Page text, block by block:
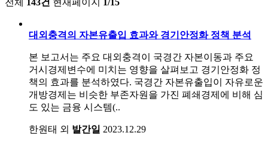
전체 143건 현재페이지 1/15
대외충격의 자본유출입 효과와 경기안정화 정책 분석
본 보고서는 주요 대외충격이 국경간 자본이동과 주요
거시경제변수에 미치는 영향을 살펴보고 경기안정화 정
책의 효과를 분석하였다. 국경간 자본유출입이 자유로운
개방경제는 비슷한 부존자원을 가진 폐쇄경제에 비해 심
도 있는 금융 시스템(..
한원태 외 발간일 2023.12.29